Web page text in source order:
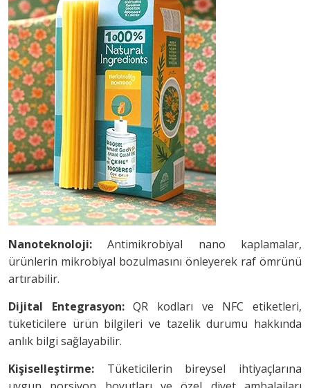
Nanoteknoloji: Antimikrobiyal nano kaplamalar,
ürünlerin mikrobiyal bozulmasını önleyerek raf ömrünü
artırabilir.
Dijital Entegrasyon:QR kodları ve NFC etiketleri,
tüketicilere ürün bilgileri ve tazelik durumu hakkında
anlık bilgi sağlayabilir.
Kişiselleştirme: Tüketicilerin bireysel ihtiyaçlarına